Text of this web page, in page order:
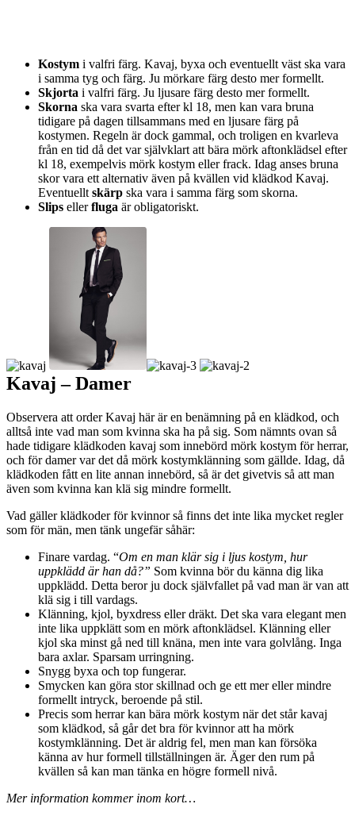
Kostym i valfri färg. Kavaj, byxa och eventuellt väst ska vara
i samma tyg och färg. Ju mörkare färg desto mer formellt.
Skjorta i valfri färg. Ju ljusare färg desto mer formellt.
Skorna ska vara svarta efter kl 18, men kan vara bruna
tidigare på dagen tillsammans med en ljusare färg på
kostymen. Regeln är dock gammal, och troligen en kvarleva
från en tid då det var självklart att bära mörk aftonklädsel efter
kl 18, exempelvis mörk kostym eller frack. Idag anses bruna
skor vara ett alternativ även på kvällen vid klädkod Kavaj.
Eventuellt skärp ska vara i samma färg som skorna.
Slips ellerfluga är obligatoriskt.
Kavaj – Damer
Observera att order Kavaj här är en benämning på en klädkod, och
alltså inte vad man som kvinna ska ha på sig. Som nämnts ovan så
hade tidigare klädkoden kavaj som innebörd mörk kostym för herrar,
och för damer var det då mörk kostymklänning som gällde. Idag, då
klädkoden fått en lite annan innebörd, så är det givetvis så att man
även som kvinna kan klä sig mindre formellt.
Vad gäller klädkoder för kvinnor så finns det inte lika mycket regler
som för män, men tänk ungefär såhär:
Finare vardag. “Om en man klär sig i ljus kostym, hur
uppklädd är han då?” Som kvinna bör du känna dig lika
uppklädd. Detta beror ju dock självfallet på vad man är van att
klä sig i till vardags.
Klänning, kjol, byxdress eller dräkt. Det ska vara elegant men
inte lika uppklätt som en mörk aftonklädsel. Klänning eller
kjol ska minst gå ned till knäna, men inte vara golvlång. Inga
bara axlar. Sparsam urringning.
Snygg byxa och top fungerar.
Smycken kan göra stor skillnad och ge ett mer eller mindre
formellt intryck, beroende på stil.
Precis som herrar kan bära mörk kostym när det står kavaj
som klädkod, så går det bra för kvinnor att ha mörk
kostymklänning. Det är aldrig fel, men man kan försöka
känna av hur formell tillställningen är. Äger den rum på
kvällen så kan man tänka en högre formell nivå.
Mer information kommer inom kort…